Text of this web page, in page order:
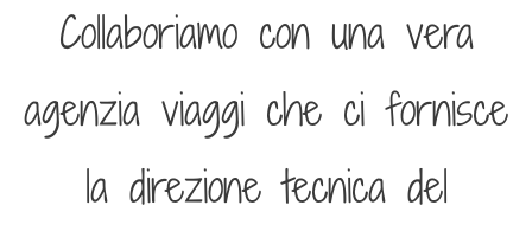
Collaboriamo con una vera
agenzia viaggi che ci fornisce
la direzione tecnica del